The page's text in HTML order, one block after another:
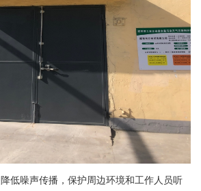
低噪声传播，保护周边环境和工作人员听